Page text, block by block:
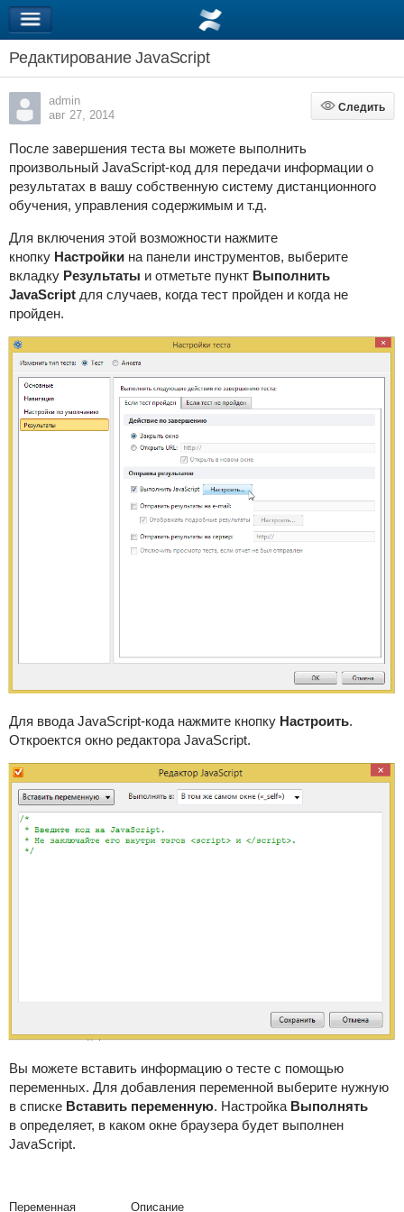
Редактирование JavaScript
admin
авг 27, 2014
Следить
Следить
После завершения теста вы можете выполнить
произвольный JavaScript-код для передачи информации о
результатах в вашу собственную систему дистанционного
обучения, управления содержимым и т.д.
Для включения этой возможности нажмите
кнопку Настройкина панели инструментов, выберите
вкладку Результаты и отметьте пункт Выполнить
JavaScriptдля случаев, когда тест пройден и когда не
пройден.
Для ввода JavaScript-кода нажмите кнопку Настроить.
Откроектся окно редактора JavaScript.
Вы можете вставить информацию о тесте с помощью
переменных. Для добавления переменной выберите нужную
в списке Вставить переменную. Настройка Выполнять
вопределяет, в каком окне браузера будет выполнен
JavaScript.
Переменная Описание